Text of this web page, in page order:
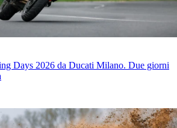
Days 2026 da Ducati Milano. Due giorni